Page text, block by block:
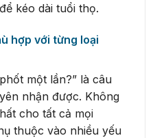
kéo dài tuổi thọ.
hợp với từng loại
một lần?” là câu
nhận được. Không
cho tất cả mọi
thuộc vào nhiều yếu